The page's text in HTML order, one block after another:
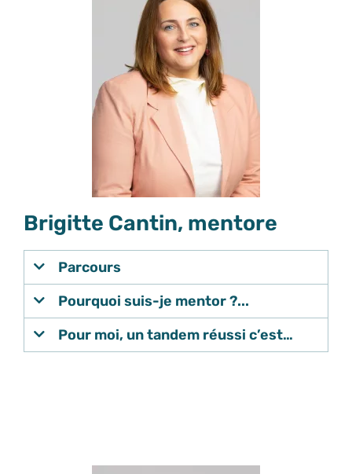
Brigitte Cantin, mentore
Parcours
Pourquoi suis-je mentor ?...
Pour moi, un tandem réussi c’est…